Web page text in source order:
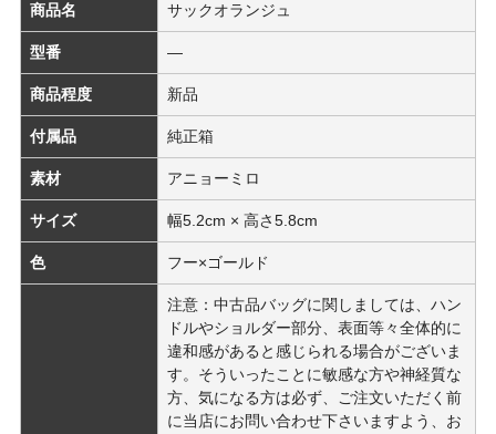
商品名 サックオランジュ
型番 ―
商品程度 新品
付属品 純正箱
素材 アニョーミロ
サイズ 幅5.2cm × 高さ5.8cm
色 フー×ゴールド
注意：中古品バッグに関しましては、ハン
ドルやショルダー部分、表面等々全体的に
違和感があると感じられる場合がございま
す。そういったことに敏感な方や神経質な
方、気になる方は必ず、ご注文いただく前
に当店にお問い合わせ下さいますよう、お